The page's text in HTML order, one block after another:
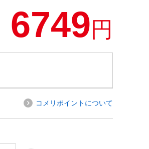
6749円
コメリポイントについて